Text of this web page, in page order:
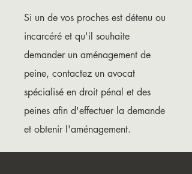
Si un de vos proches est détenu ou
incarcéré et qu'il souhaite
demander un aménagement de
peine, contactez un avocat
spécialisé en droit pénal et des
peines afin d'effectuer la demande
et obtenir l'aménagement.